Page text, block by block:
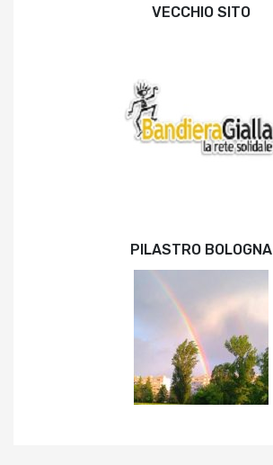
VECCHIO SITO
PILASTRO BOLOGNA